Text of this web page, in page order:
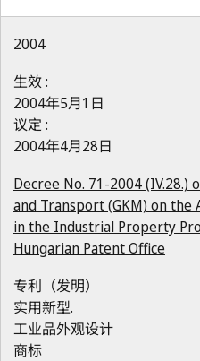
2004
生效 :
2004年5月1日
议定 :
2004年4月28日
Decree No. 71-2004
and Transport (GKM) on the
in the Industrial Property
Hungarian Patent Office
专利（发明）
实用新型.
工业品外观设计
商标